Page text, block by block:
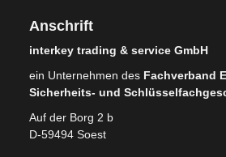
Anschrift
interkey trading & service GmbH
ein Unternehmen des Fachverband
Sicherheits- und
Auf der Borg 2 b
D-59494 Soest